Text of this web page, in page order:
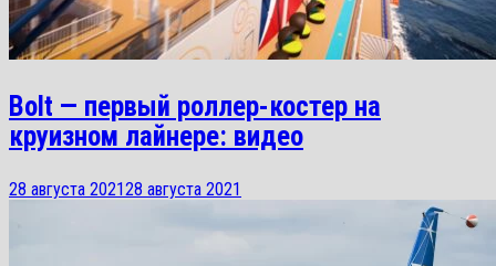
Bolt — первый роллер-костер на
круизном лайнере: видео
28 августа 202128 августа 2021